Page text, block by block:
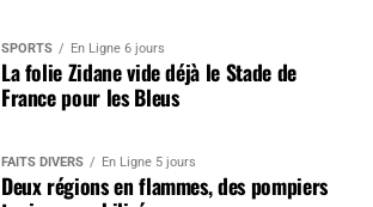
SPORTS En Ligne 6 jours
La folie Zidane vide déjà le Stade de
France pour les Bleus
FAITS DIVERS En Ligne 5 jours
Deux régions en flammes, des pompiers